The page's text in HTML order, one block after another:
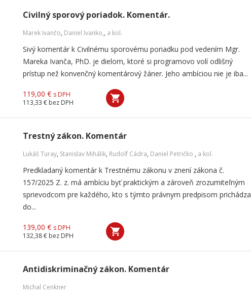
Civilný sporový poriadok. Komentár.
Marek Ivančo, Daniel Ivanko,, a kol.
Sivý komentár k Civilnému sporovému poriadku pod vedením Mgr.
Mareka Ivanča, PhD. je dielom, ktoré si programovo volí odlišný
prístup než konvenčný komentárový žáner. Jeho ambíciou nie je iba...
119,00 € s DPH
113,33 € bez DPH
Trestný zákon. Komentár
Lukáš Turay, Stanislav Mihálik, Rudolf Cádra, Daniel Petričko , a kol.
Predkladaný komentár k Trestnému zákonu v znení zákona č.
157/2025 Z. z. má ambíciu byť praktickým a zároveň zrozumiteľným
sprievodcom pre každého, kto s týmto právnym predpisom prichádza
do...
139,00 € s DPH
132,38 € bez DPH
Antidiskriminačný zákon. Komentár
Michal Cenkner